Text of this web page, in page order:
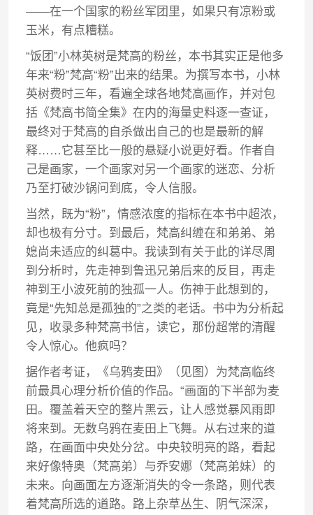
——在一个国家的粉丝军团里，如果只有凉粉或
玉米，有点糟糕。
“饭团”小林英树是梵高的粉丝，本书其实正是他多
年来“粉”梵高“粉”出来的结果。为撰写本书，小林
英树费时三年，看遍全球各地梵高画作，并对包
括《梵高书简全集》在内的海量史料逐一查证，
最终对于梵高的自杀做出自己的也是最新的解
释……它甚至比一般的悬疑小说更好看。作者自
己是画家，一个画家对另一个画家的迷恋、分析
乃至打破沙锅问到底，令人信服。
当然，既为“粉”，情感浓度的指标在本书中超浓，
却也极有分寸。到最后，梵高纠缠在和弟弟、弟
媳尚未适应的纠葛中。我读到有关于此的详尽周
到分析时，先走神到鲁迅兄弟后来的反目，再走
神到王小波死前的独孤一人。伤神于此想到的，
竟是“先知总是孤独的”之类的老话。书中为分析起
见，收录多种梵高书信，读它，那份超常的清醒
令人惊心。他疯吗？
据作者考证，《乌鸦麦田》（见图）为梵高临终
前最具心理分析价值的作品。“画面的下半部为麦
田。覆盖着天空的整片黑云，让人感觉暴风雨即
将来到。无数乌鸦在麦田上飞舞。从右过来的道
路，在画面中央处分岔。中央较明亮的路，看起
来好像特奥（梵高弟）与乔安娜（梵高弟妹）的
未来。向画面左方逐渐消失的令一条路，则代表
着梵高所选的道路。路上杂草丛生、阴气深深，